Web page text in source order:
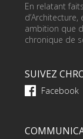
En relatant
d’Architecture,
ambition que
chronique de
SUIVEZ
Facebook